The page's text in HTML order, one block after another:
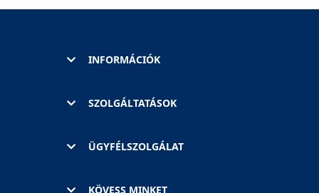
INFORMÁCIÓK
SZOLGÁLTATÁSOK
ÜGYFÉLSZOLGÁLAT
KÖVESS MINKET